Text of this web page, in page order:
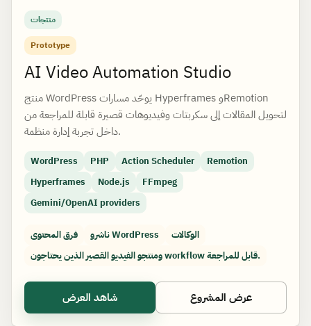
منتجات
Prototype
AI Video Automation Studio
منتج WordPress يوحّد مسارات Hyperframes وRemotion
لتحويل المقالات إلى سكربتات وفيديوهات قصيرة قابلة للمراجعة من
داخل تجربة إدارة منظمة.
WordPress PHP Action Scheduler
Remotion
Hyperframes
Node.js
FFmpeg
Gemini/OpenAI providers
فرق المحتوى ناشرو WordPress
الوكالات
ومنتجو الفيديو القصير الذين يحتاجون workflow قابل للمراجعة.
شاهد العرض عرض المشروع